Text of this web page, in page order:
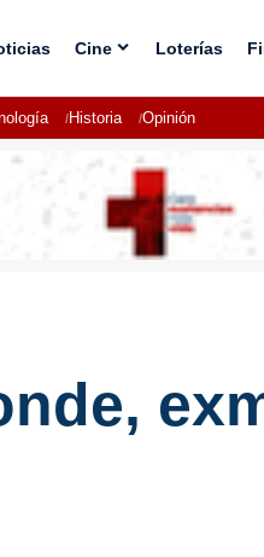
Cine Loterías
Historia Opinión